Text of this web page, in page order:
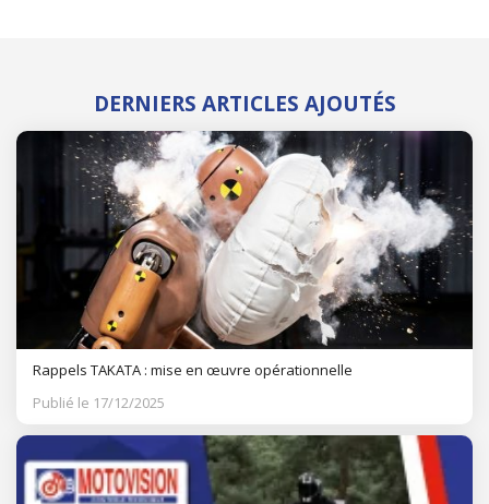
DERNIERS ARTICLES AJOUTÉS
Rappels TAKATA : mise en œuvre opérationnelle
Publié le 17/12/2025